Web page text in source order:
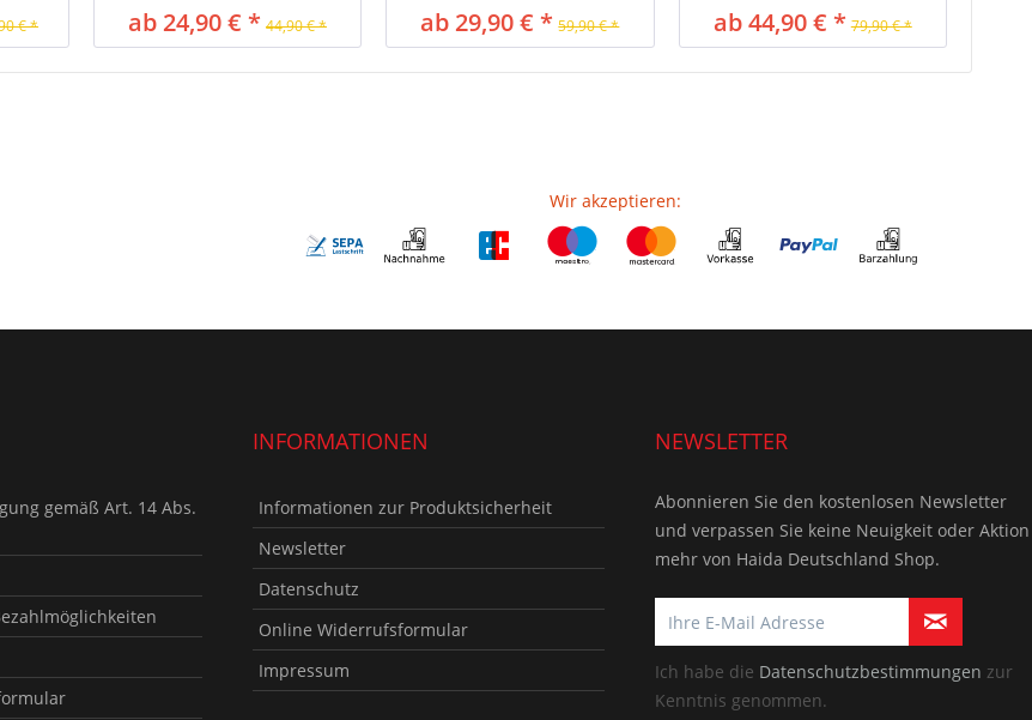
€ * ab 24,90 € * 44,90 € * ab 29,90 € * 59,90 € * ab 44,90 € * 79,90 € *
Wir akzeptieren:
gemäß Art. 14 Abs.
INFORMATIONEN
Informationen zur Produktsicherheit
Newsletter
Datenschutz
Online Widerrufsformular
Impressum
NEWSLETTER
Abonnieren Sie den kostenlosen Newsletter
und verpassen Sie keine Neuigkeit oder Aktion
mehr von Haida Deutschland Shop.
Ich habe die Datenschutzbestimmungen zur
Kenntnis genommen.